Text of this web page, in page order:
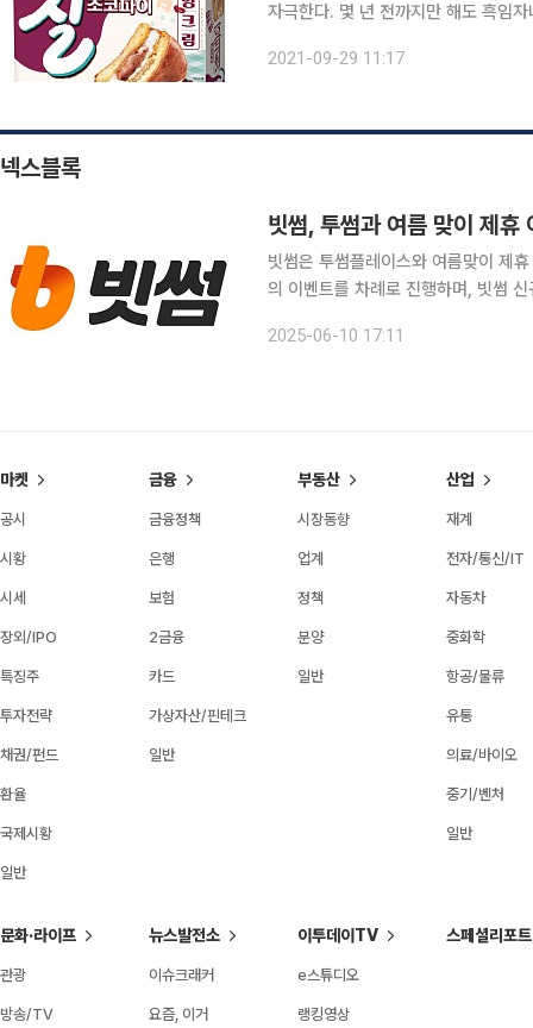
자극한다. 몇 년 전까지만 해도 흑임
풍이 식품시장까지 이어지며, 전통음
2021-09-29 11:17
넥스블록
빗썸, 투썸과 여름 맞이 제휴
빗썸은 투썸플레이스와 여름맞이 제
의 이벤트를 차례로 진행하며, 빗썸 신
다. 투썸플레이스 앱 '투썸하트'의 이
2025-06-10 17:11
마켓
공시
시황
시세
장외/IPO
특징주
투자전략
채권/펀드
환율
국제시황
일반
금융
금융정책
은행
보험
2금융
카드
가상자산/핀테크
일반
부동산
시장동향
업계
정책
분양
일반
산업
재계
전자/통신/IT
자동차
중화학
항공/물류
유통
의료/바이오
중기/벤처
일반
문화·라이프
관광
방송/TV
뉴스발전소
이슈크래커
요즘, 이거
이투데이TV
e스튜디오
랭킹영상
스페셜리포트